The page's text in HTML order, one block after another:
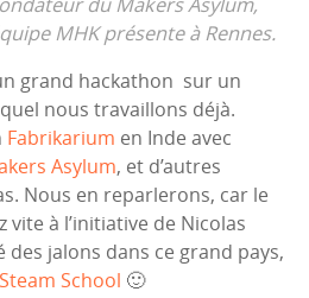
MHK présente à Rennes.
grand hackathon sur un
nous travaillons déjà.
Fabrikarium en Inde avec
Asylum, et d’autres
Nous en reparlerons, car le
vite à l’initiative de Nicolas
des jalons dans ce grand pays,
Steam School 🙂